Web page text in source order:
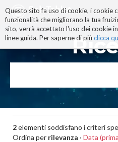
Questo sito fa uso di cookie, i cookie
funzionalità che migliorano la tua
sito, verrà accettato l'uso dei cookie
linee guida. Per saperne di più clicca
ai
|
alla
2elementi soddisfano i criteri
Ordina per rilevanza · Data